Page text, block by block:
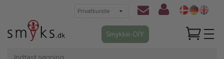
Smykke-DIY
Indtast søgning